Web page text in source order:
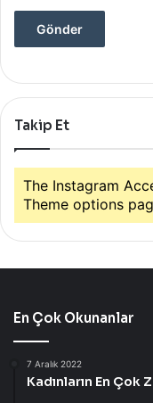
Takip Et
The Instagram
Theme options
En Çok Okunanlar
7 Aralık 2022
Kadınların En Çok